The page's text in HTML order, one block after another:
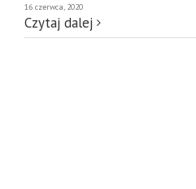
16 czerwca, 2020
Czytaj dalej